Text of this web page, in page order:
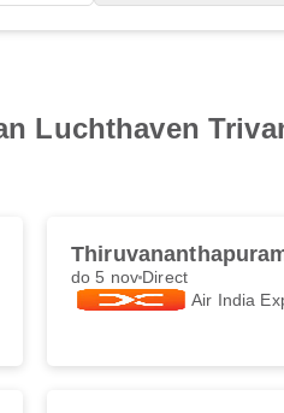
Luchthaven
do 5 nov Direct
Air India